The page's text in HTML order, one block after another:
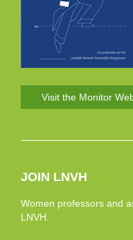
Visit the Monitor
JOIN LNVH
Women professors and
LNVH.